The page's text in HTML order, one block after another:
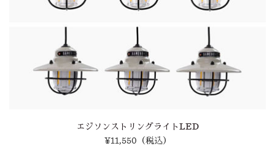
エジソンストリングライトLED
¥11,550 （税込）